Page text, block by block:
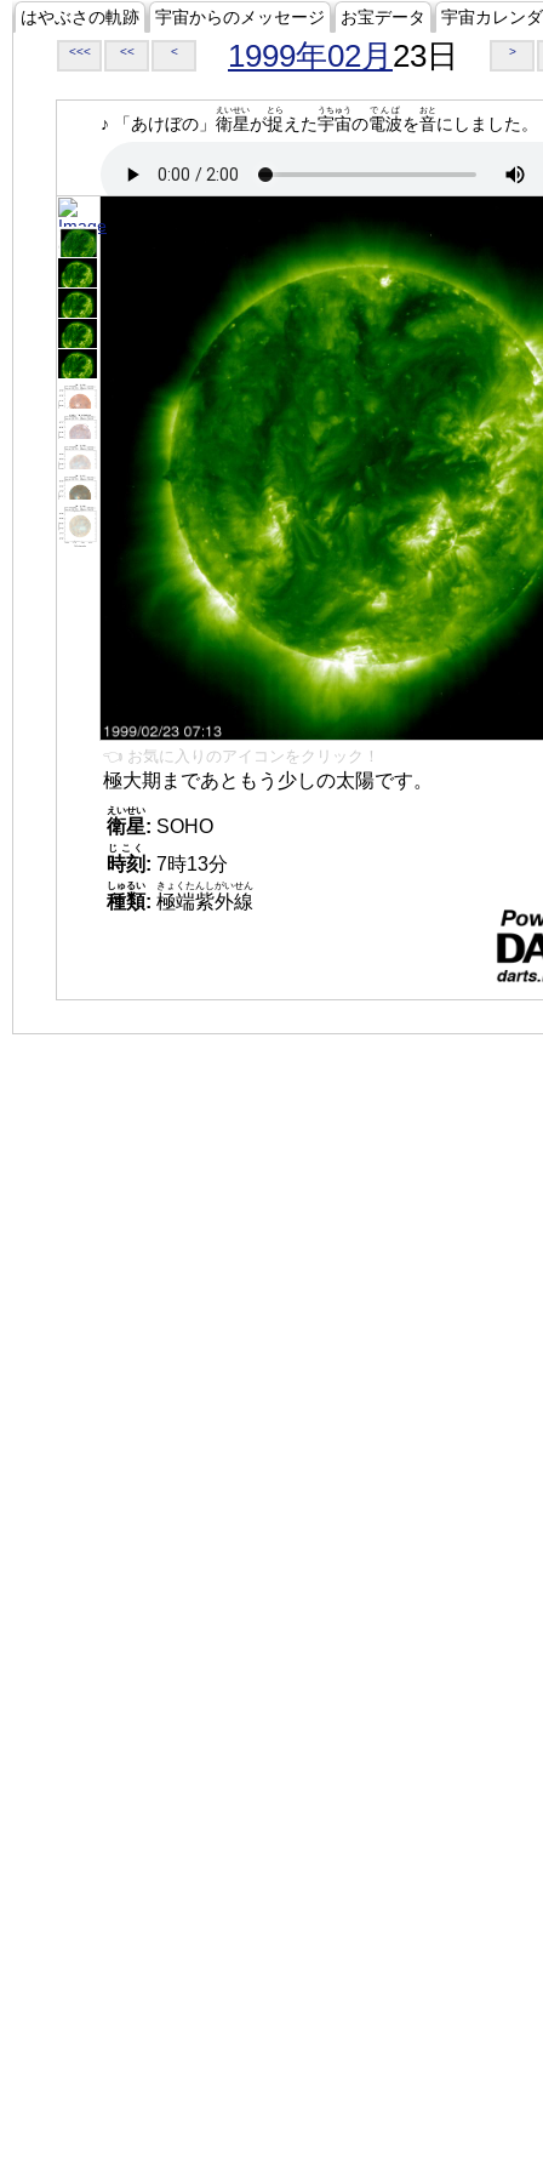
はやぶさの軌跡 宇宙からのメッセージ お宝データ 宇宙カレン
<<< << < 1999年02月 23日 >
♪ 「あけぼの」 衛星
えいせい
が捉
とら
えた宇宙
うちゅう
の電波
でんぱ
を音
おと
にしました。
👈 お気に入りのアイコンをクリック！
極大期まであともう少しの太陽です。
衛星
えいせい
: SOHO
時刻
じこく
: 7時13分
種類
しゅるい
: 極端紫外線
きょくたんしがいせん